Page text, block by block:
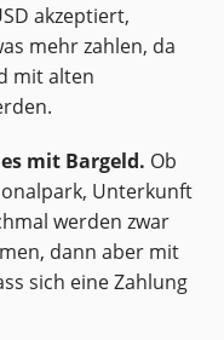
akzeptiert,
mehr zahlen, da
mit alten
mit Bargeld. Ob
Unterkunft
werden zwar
dann aber mit
sich eine Zahlung